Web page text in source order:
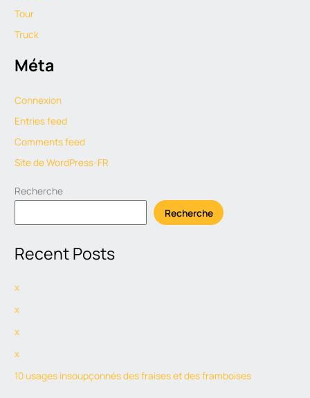
Tour
Truck
Méta
Connexion
Entries feed
Comments feed
Site de WordPress-FR
Recherche
Recherche
Recent Posts
x
x
x
x
10 usages insoupçonnés des fraises et des framboises